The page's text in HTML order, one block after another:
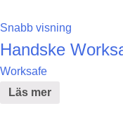
Snabb visning
Handske
Worksafe
Läs mer